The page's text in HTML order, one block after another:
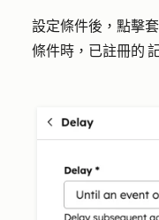
設定條件後，點擊套
條件時，已註冊的